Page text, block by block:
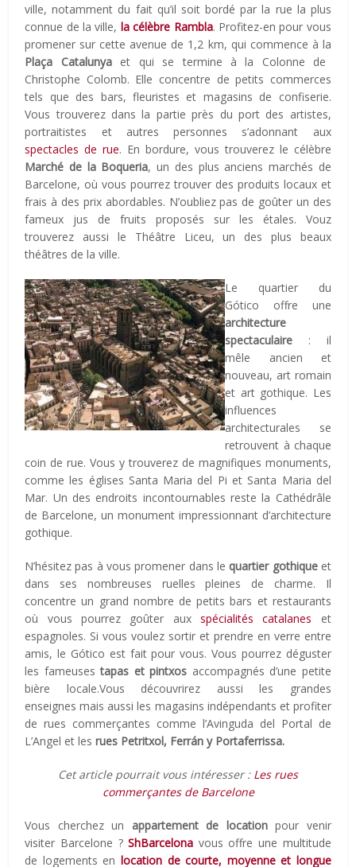
ville, notamment du fait qu’il soit bordé par la rue la plus
connue de la ville, la célèbre Rambla. Profitez-en pour vous
promener sur cette avenue de 1,2 km, qui commence à la
Plaça Catalunyaet qui se termine à la Colonne de
Christophe Colomb. Elle concentre de petits commerces
tels que des bars, fleuristes et magasins de confiserie.
Vous trouverez dans la partie près du port des artistes,
portraitistes et autres personnes s’adonnant aux
spectacles de rue. En bordure, vous trouverez le célèbre
Marché de la Boqueria, un des plus anciens marchés de
Barcelone, où vous pourrez trouver des produits locaux et
frais à des prix abordables. N’oubliez pas de goûter un des
fameux jus de fruits proposés sur les étales. Vouz
trouverez aussi le Théâtre Liceu, un des plus beaux
théâtres de la ville.
Le quartier du
Gótico offre une
architecture
spectaculaire : il
mêle ancien et
nouveau, art romain
et art gothique. Les
influences
architecturales se
retrouvent à chaque
coin de rue. Vous y trouverez de magnifiques monuments,
comme les églises Santa Maria del Pi et Santa Maria del
Mar. Un des endroits incontournables reste la Cathédrâle
de Barcelone, un monument impressionnant d’architecture
gothique.
N’hésitez pas à vous promener dans lequartier gothiqueet
dans ses nombreuses ruelles pleines de charme. Il
concentre un grand nombre de petits bars et restaurants
où vous pourrez goûter auxspécialités catalanes et
espagnoles. Si vous voulez sortir et prendre en verre entre
amis, le Gótico est fait pour vous. Vous pourrez déguster
les fameusestapas et pintxos accompagnés d’une petite
bière locale.Vous découvrirez aussi les grandes
enseignes mais aussi les magasins indépendants et profiter
de rues commerçantes comme l’Avinguda del Portal de
L’Angel et lesrues Petritxol, Ferrán y Portaferrissa.
Cet article pourrait vous intéresser : Les rues
commerçantes de Barcelone
Vous cherchez un appartement de locationpour venir
visiter Barcelone ?ShBarcelona vous offre une multitude
de logements en location de courte, moyenne et longue